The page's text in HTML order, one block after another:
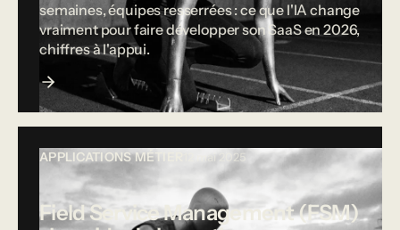
semaines, équipes resserrées : ce que l'IA change
vraiment pour faire développer son SaaS en 2026,
chiffres à l'appui.
APPLICATIONS MÉTIER 12 mai 2025
Field Service Management (FSM)